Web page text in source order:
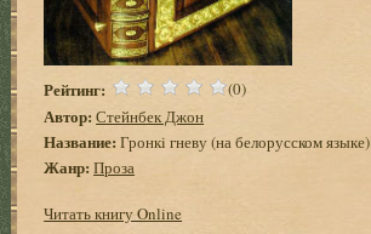
Рейтинг: (0)
Автор: Стейнбек Джон
Название: Гронкi гневу (на белорусском языке)
Жанр: Проза
Читать книгу Online